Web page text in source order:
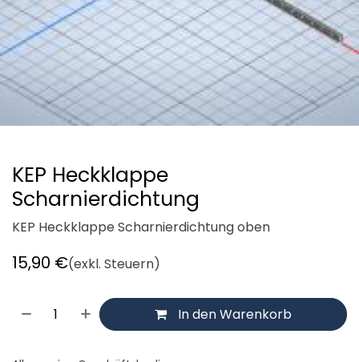
KEP Heckklappe
Scharnierdichtung
KEP Heckklappe Scharnierdichtung oben
15,90 €(exkl. Steuern)
In den Warenkorb